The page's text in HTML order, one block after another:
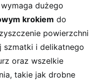
dużego
krokiem do
powierzchni
szmatki i delikatnego
oraz wszelkie​
takie jak drobne